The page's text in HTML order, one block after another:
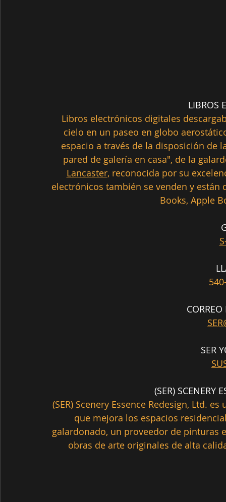
LIBROS
Libros electrónicos digitales
cielo en un paseo en globo
espacio a través de la disposición de
pared de galería en casa", de la
Lancaster, reconocida por su
electrónicos también se venden y
Books, Apple
SER
(SER) SCENERY
(SER) Scenery Essence Redesign, Ltd.
que mejora los espacios
galardonado, un proveedor de pinturas
obras de arte originales de alta